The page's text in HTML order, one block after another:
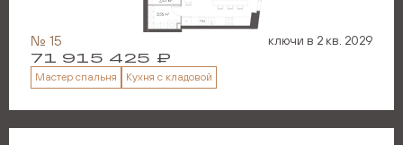
№ 15 ключи в 2 кв. 2029
71 915 425 ₽
Мастер спальня Кухня с кладовой